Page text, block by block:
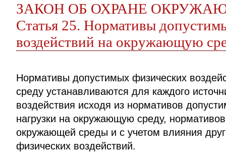
ЗАКОН ОБ ОХРАНЕ
Статья 25. Нормативы
воздействий на окружающую
Нормативы допустимых физических
среду устанавливаются для каждого
воздействия исходя из нормативов
нагрузки на окружающую среду, нормативов
окружающей среды и с учетом влияния
физических воздействий.